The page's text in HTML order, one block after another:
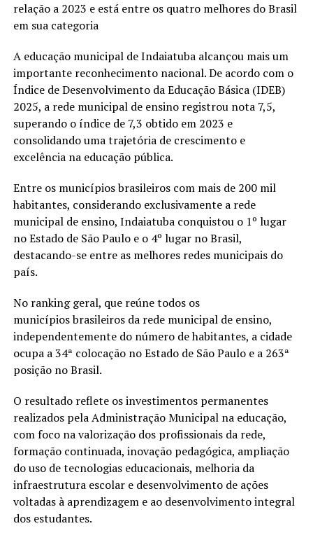
relação a 2023 e está entre os quatro melhores do Brasil
em sua categoria
A educação municipal de Indaiatuba alcançou mais um
importante reconhecimento nacional. De acordo com o
Índice de Desenvolvimento da Educação Básica (IDEB)
2025, a rede municipal de ensino registrou nota 7,5,
superando o índice de 7,3 obtido em 2023 e
consolidando uma trajetória de crescimento e
excelência na educação pública.
Entre os municípios brasileiros com mais de 200 mil
habitantes, considerando exclusivamente a rede
municipal de ensino, Indaiatuba conquistou o 1º lugar
no Estado de São Paulo e o 4º lugar no Brasil,
destacando-se entre as melhores redes municipais do
país.
No ranking geral, que reúne todos os
municípios brasileiros da rede municipal de ensino,
independentemente do número de habitantes, a cidade
ocupa a 34ª colocação no Estado de São Paulo e a 263ª
posição no Brasil.
O resultado reflete os investimentos permanentes
realizados pela Administração Municipal na educação,
com foco na valorização dos profissionais da rede,
formação continuada, inovação pedagógica, ampliação
do uso de tecnologias educacionais, melhoria da
infraestrutura escolar e desenvolvimento de ações
voltadas à aprendizagem e ao desenvolvimento integral
dos estudantes.